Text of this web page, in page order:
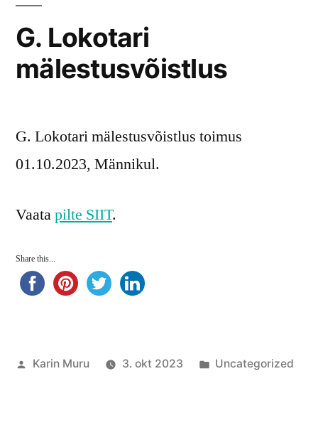
G. Lokotari
mälestusvõistlus
G. Lokotari mälestusvõistlus toimus
01.10.2023, Männikul.
Vaatapilte SIIT.
Share this...
Posted
Karin Muru 3. okt 2023
Posted
Uncategorized